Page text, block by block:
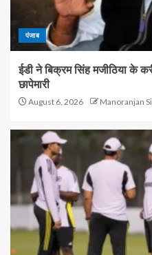
पंजाब
ईडी ने बिक्रम सिंह मजीठिया के
छापेमारी
August 6, 2026 Manoranjan